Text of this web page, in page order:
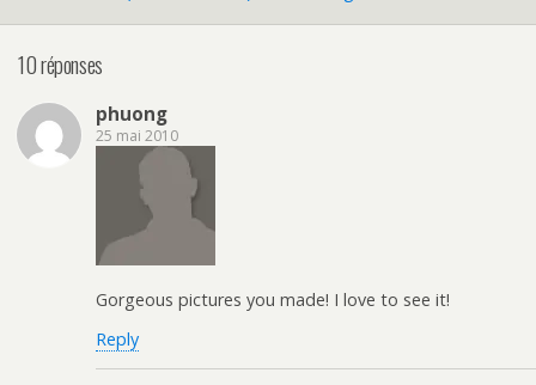
10 réponses
phuong
25 mai 2010
Gorgeous pictures you made! I love to see it!
Reply